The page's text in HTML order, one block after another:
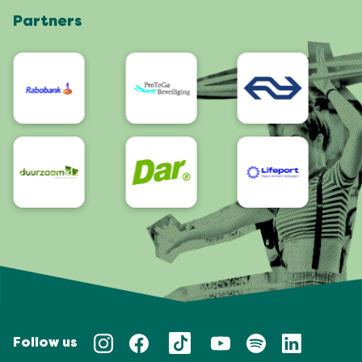
App
Bereikbaarheid/Toegankelijkheid
Partners
Follow us